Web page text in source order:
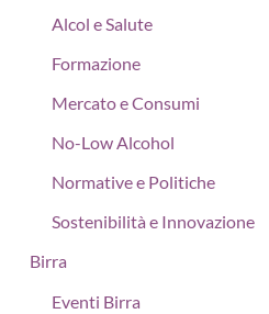
Alcol e Salute
Formazione
Mercato e Consumi
No-Low Alcohol
Normative e Politiche
Sostenibilità e Innovazione
Birra
Eventi Birra